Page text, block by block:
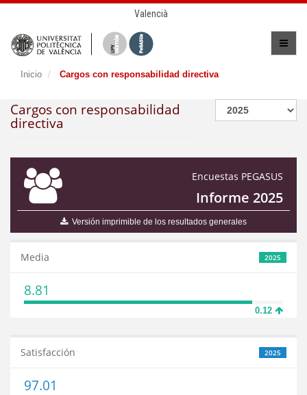
Valencià
Inicio Cargos con responsabilidad directiva
Cargos con responsabilidad
directiva
Encuestas PEGASUS
Informe 2025
Versión imprimible de los resultados generales
2025
Media
8.81
0.12
2025
Satisfacción
97.01